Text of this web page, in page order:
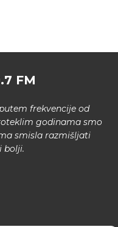
FM
frekvencije od
godinama smo
smisla razmišljati
bolji.